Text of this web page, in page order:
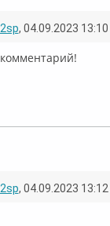
, 04.09.2023 13:10
, 04.09.2023 13:12